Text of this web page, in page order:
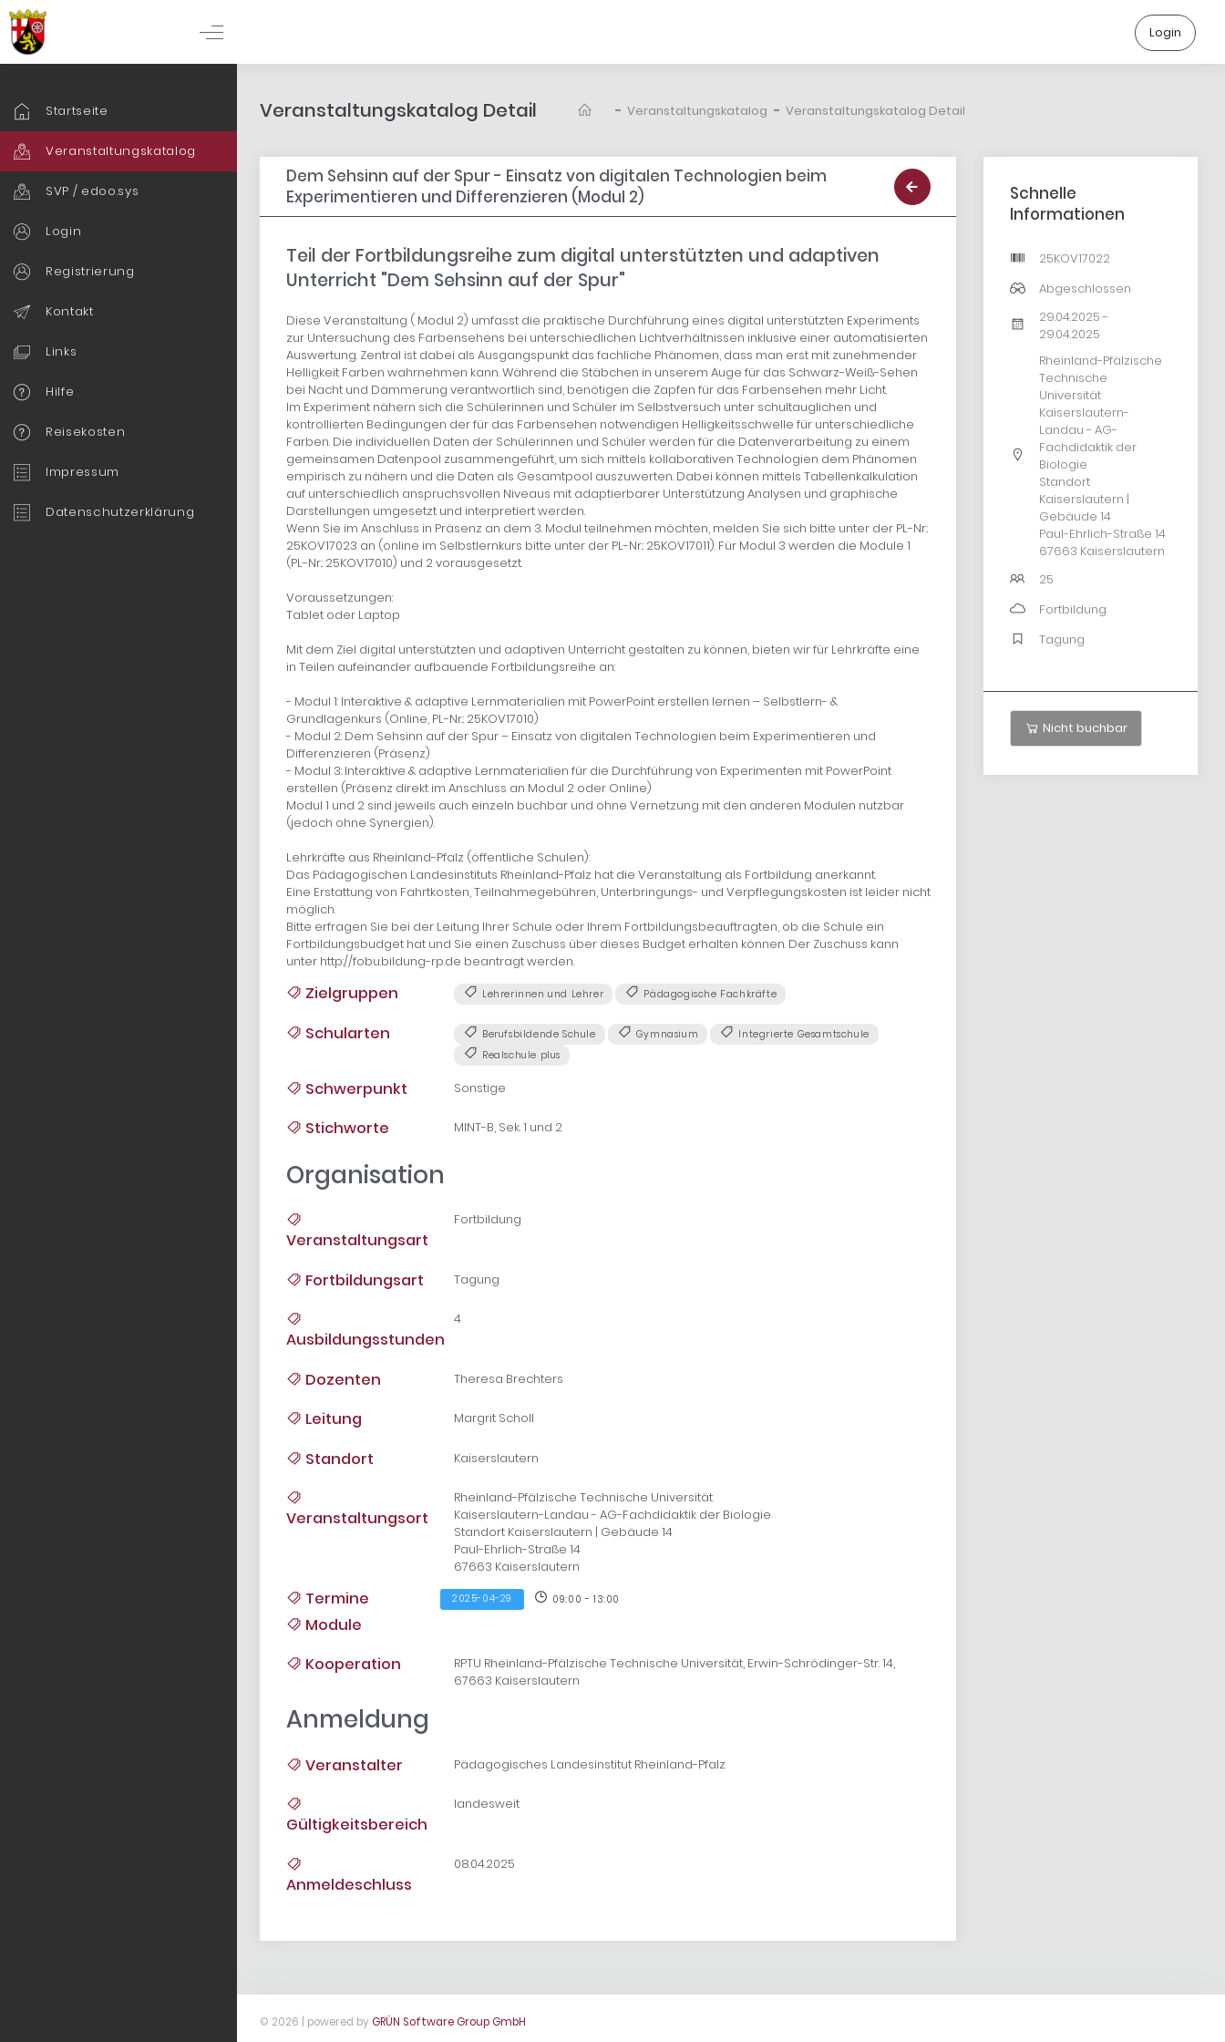
Login
Startseite
Veranstaltungskatalog
SVP / edoo.sys
Login
Registrierung
Kontakt
Links
Hilfe
Reisekosten
Impressum
Datenschutzerklärung
Veranstaltungskatalog Detail - Veranstaltungskatalog - Veranstaltungskatalog Detail
Dem Sehsinn auf der Spur - Einsatz von digitalen Technologien beim
Experimentieren und Differenzieren (Modul 2)
Teil der Fortbildungsreihe zum digital unterstützten und adaptiven
Unterricht "Dem Sehsinn auf der Spur"
Diese Veranstaltung ( Modul 2) umfasst die praktische Durchführung eines digital unterstützten Experiments
zur Untersuchung des Farbensehens bei unterschiedlichen Lichtverhältnissen inklusive einer automatisierten
Auswertung. Zentral ist dabei als Ausgangspunkt das fachliche Phänomen, dass man erst mit zunehmender
Helligkeit Farben wahrnehmen kann. Während die Stäbchen in unserem Auge für das Schwarz-Weiß-Sehen
bei Nacht und Dämmerung verantwortlich sind, benötigen die Zapfen für das Farbensehen mehr Licht.
Im Experiment nähern sich die Schülerinnen und Schüler im Selbstversuch unter schultauglichen und
kontrollierten Bedingungen der für das Farbensehen notwendigen Helligkeitsschwelle für unterschiedliche
Farben. Die individuellen Daten der Schülerinnen und Schüler werden für die Datenverarbeitung zu einem
gemeinsamen Datenpool zusammengeführt, um sich mittels kollaborativen Technologien dem Phänomen
empirisch zu nähern und die Daten als Gesamtpool auszuwerten. Dabei können mittels Tabellenkalkulation
auf unterschiedlich anspruchsvollen Niveaus mit adaptierbarer Unterstützung Analysen und graphische
Darstellungen umgesetzt und interpretiert werden.
Wenn Sie im Anschluss in Präsenz an dem 3. Modul teilnehmen möchten, melden Sie sich bitte unter der PL-Nr.:
25KOV17023 an (online im Selbstlernkurs bitte unter der PL-Nr.: 25KOV17011). Für Modul 3 werden die Module 1
(PL-Nr.: 25KOV17010) und 2 vorausgesetzt.
Voraussetzungen:
Tablet oder Laptop
Mit dem Ziel digital unterstützten und adaptiven Unterricht gestalten zu können, bieten wir für Lehrkräfte eine
in Teilen aufeinander aufbauende Fortbildungsreihe an:
- Modul 1: Interaktive & adaptive Lernmaterialien mit PowerPoint erstellen lernen – Selbstlern- &
Grundlagenkurs (Online, PL-Nr.: 25KOV17010)
- Modul 2: Dem Sehsinn auf der Spur – Einsatz von digitalen Technologien beim Experimentieren und
Differenzieren (Präsenz)
- Modul 3: Interaktive & adaptive Lernmaterialien für die Durchführung von Experimenten mit PowerPoint
erstellen (Präsenz direkt im Anschluss an Modul 2 oder Online)
Modul 1 und 2 sind jeweils auch einzeln buchbar und ohne Vernetzung mit den anderen Modulen nutzbar
(jedoch ohne Synergien).
Lehrkräfte aus Rheinland-Pfalz (öffentliche Schulen):
Das Pädagogischen Landesinstituts Rheinland-Pfalz hat die Veranstaltung als Fortbildung anerkannt.
Eine Erstattung von Fahrtkosten, Teilnahmegebühren, Unterbringungs- und Verpflegungskosten ist leider nicht
möglich.
Bitte erfragen Sie bei der Leitung Ihrer Schule oder Ihrem Fortbildungsbeauftragten, ob die Schule ein
Fortbildungsbudget hat und Sie einen Zuschuss über dieses Budget erhalten können. Der Zuschuss kann
unter http://fobu.bildung-rp.de beantragt werden.
Zielgruppen Lehrerinnen und Lehrer Pädagogische Fachkräfte
Schularten Berufsbildende Schule Gymnasium
Integrierte Gesamtschule
Realschule plus
Schwerpunkt Sonstige
Stichworte MINT-B, Sek. 1 und 2
Organisation
Veranstaltungsart
Fortbildung
Fortbildungsart Tagung
Ausbildungsstunden
4
Dozenten Theresa Brechters
Leitung Margrit Scholl
Standort Kaiserslautern
Veranstaltungsort
Rheinland-Pfälzische Technische Universität
Kaiserslautern-Landau - AG-Fachdidaktik der Biologie
Standort Kaiserslautern | Gebäude 14
Paul-Ehrlich-Straße 14
67663 Kaiserslautern
Termine 2025-04-29 09:00 - 13:00
Module
Kooperation
RPTU Rheinland-Pfälzische Technische Universität, Erwin-Schrödinger-Str. 14,
67663 Kaiserslautern
Anmeldung
Veranstalter Pädagogisches Landesinstitut Rheinland-Pfalz
Gültigkeitsbereich
landesweit
Anmeldeschluss
08.04.2025
Schnelle
Informationen
25KOV17022
Abgeschlossen
29.04.2025 -
29.04.2025
Rheinland-Pfälzische
Technische
Universität
Kaiserslautern-
Landau - AG-
Fachdidaktik der
Biologie
Standort
Kaiserslautern |
Gebäude 14
Paul-Ehrlich-Straße 14
67663 Kaiserslautern
25
Fortbildung
Tagung
Nicht buchbar
© 2026 | powered by GRÜN Software Group GmbH